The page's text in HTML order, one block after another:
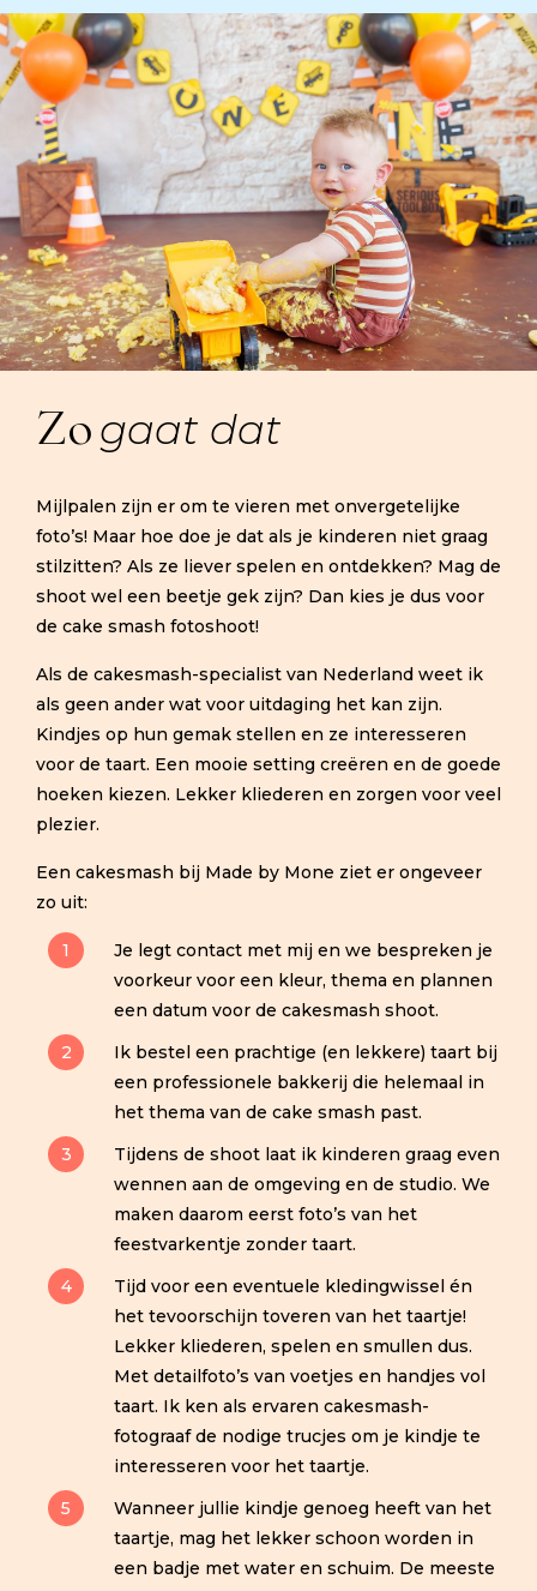
Zogaat dat
Mijlpalen zijn er om te vieren met onvergetelijke
foto’s! Maar hoe doe je dat als je kinderen niet graag
stilzitten? Als ze liever spelen en ontdekken? Mag de
shoot wel een beetje gek zijn? Dan kies je dus voor
de cake smash fotoshoot!
Als de cakesmash-specialist van Nederland weet ik
als geen ander wat voor uitdaging het kan zijn.
Kindjes op hun gemak stellen en ze interesseren
voor de taart. Een mooie setting creëren en de goede
hoeken kiezen. Lekker kliederen en zorgen voor veel
plezier.
Een cakesmash bij Made by Mone ziet er ongeveer
zo uit:
Je legt contact met mij en we bespreken je
voorkeur voor een kleur, thema en plannen
een datum voor de cakesmash shoot.
Ik bestel een prachtige (en lekkere) taart bij
een professionele bakkerij die helemaal in
het thema van de cake smash past.
Tijdens de shoot laat ik kinderen graag even
wennen aan de omgeving en de studio. We
maken daarom eerst foto’s van het
feestvarkentje zonder taart.
Tijd voor een eventuele kledingwissel én
het tevoorschijn toveren van het taartje!
Lekker kliederen, spelen en smullen dus.
Met detailfoto’s van voetjes en handjes vol
taart. Ik ken als ervaren cakesmash-
fotograaf de nodige trucjes om je kindje te
interesseren voor het taartje.
Wanneer jullie kindje genoeg heeft van het
taartje, mag het lekker schoon worden in
een badje met water en schuim. De meeste